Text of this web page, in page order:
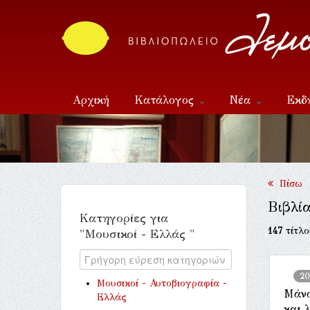
Αρχική Κατάλογος Νέα
Επικοινωνία
Κατηγορίες για
"Μουσικοί - Ελλάς "
Μουσικοί - Αυτοβιογραφία -
Ελλάς
Πίσω
147